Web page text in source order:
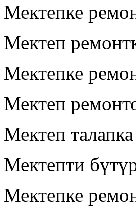
Мектепке
Мектеп
Мектепке
Мектеп
Мектеп
Мектепти
Мектепке